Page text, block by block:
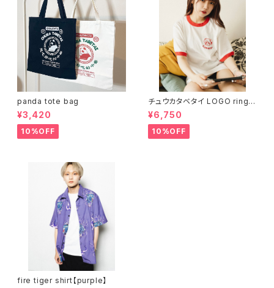
panda tote bag
¥3,420
10%OFF
チュウカタベタイ LOGO ringer
T-shirt
¥6,750
10%OFF
fire tiger shirt【purple】